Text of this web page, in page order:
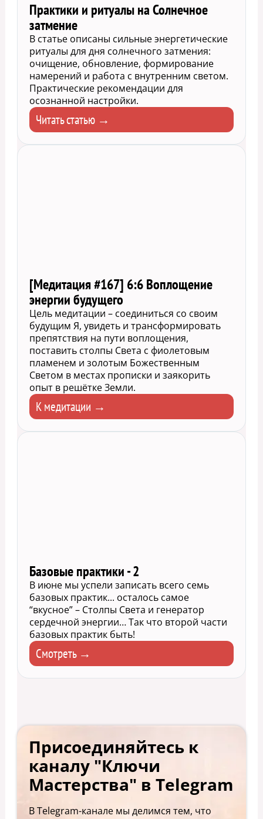
Практики и ритуалы на Солнечное
затмение
В статье описаны сильные энергетические
ритуалы для дня солнечного затмения:
очищение, обновление, формирование
намерений и работа с внутренним светом.
Практические рекомендации для
осознанной настройки.
Читать статью →
[Медитация #167] 6:6 Воплощение
энергии будущего
Цель медитации – соединиться со своим
будущим Я, увидеть и трансформировать
препятствия на пути воплощения,
поставить столпы Света с фиолетовым
пламенем и золотым Божественным
Светом в местах прописки и заякорить
опыт в решётке Земли.
К медитации →
Базовые практики - 2
В июне мы успели записать всего семь
базовых практик... осталось самое
“вкусное” – Столпы Света и генератор
сердечной энергии… Так что второй части
базовых практик быть!
Смотреть →
Присоединяйтесь к
каналу "Ключи
Мастерства" в Telegram
В Telegram-канале мы делимся тем, что